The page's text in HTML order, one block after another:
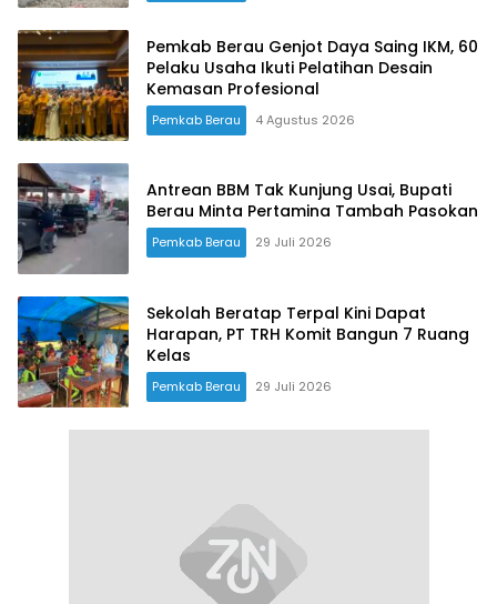
Pemkab Berau Genjot Daya Saing IKM, 60
Pelaku Usaha Ikuti Pelatihan Desain
Kemasan Profesional
Pemkab Berau 4 Agustus 2026
Antrean BBM Tak Kunjung Usai, Bupati
Berau Minta Pertamina Tambah Pasokan
Pemkab Berau 29 Juli 2026
Sekolah Beratap Terpal Kini Dapat
Harapan, PT TRH Komit Bangun 7 Ruang
Kelas
Pemkab Berau 29 Juli 2026